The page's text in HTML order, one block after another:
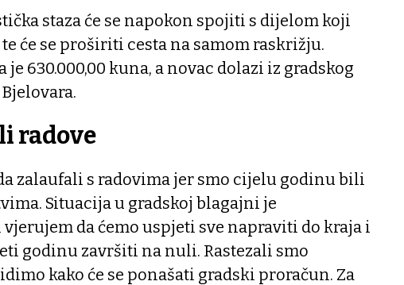
staza će se napokon spojiti s dijelom koji
će se proširiti cesta na samom raskrižju.
630.000,00 kuna, a novac dolazi iz gradskog
radove
zalaufali s radovima jer smo cijelu godinu bili
Situacija u gradskoj blagajni je
da ćemo uspjeti sve napraviti do kraja i
godinu završiti na nuli. Rastezali smo
kako će se ponašati gradski proračun. Za